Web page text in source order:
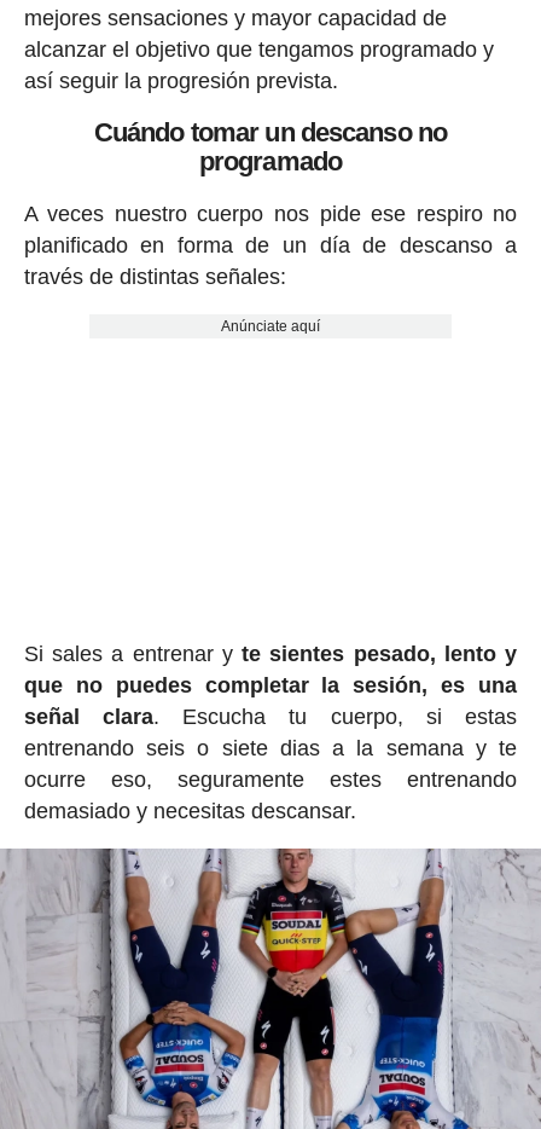
mejores sensaciones y mayor capacidad de
alcanzar el objetivo que tengamos programado y
así seguir la progresión prevista.
Cuándo tomar un descanso no
programado
A veces nuestro cuerpo nos pide ese respiro no
planificado en forma de un día de descanso a
través de distintas señales:
Anúnciate aquí
Si sales a entrenar yte sientes pesado, lento y
que no puedes completar la sesión, es una
señal clara. Escucha tu cuerpo, si estas
entrenando seis o siete dias a la semana y te
ocurre eso, seguramente estes entrenando
demasiado y necesitas descansar.